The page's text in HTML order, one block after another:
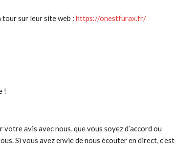
tour sur leur site web :https://onestfurax.fr/
!
avis avec nous, que vous soyez d’accord ou
Si vous avez envie de nous écouter en direct, c’est